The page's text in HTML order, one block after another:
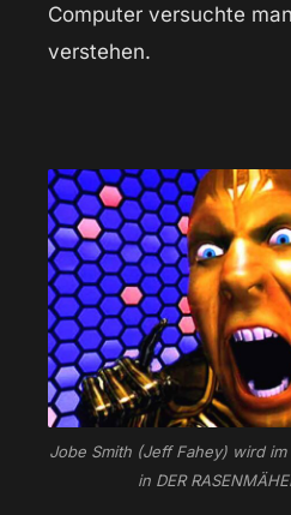
Computer versuchte
verstehen.
Jobe Smith (Jeff Fahey) wird
in DER